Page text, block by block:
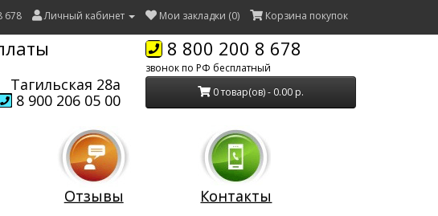
678 Личный кабинет Мои закладки (0) Корзина покупок
Тагильская 28а
8 900 206 05 00
8 800 200 8 678
звонок по РФ бесплатный
0 товар(ов) - 0.00 р.
Отзывы Контакты